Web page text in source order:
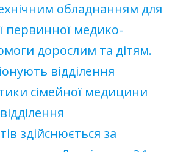
обладнанням для
первинної медико-
дорослим та дітям.
відділення
сімейної медицини
здійснюється за